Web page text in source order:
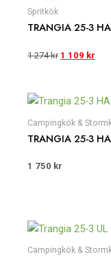
Spritkök
TRANGIA 25-3 HA
1 274kr
274 kr.
1 109 kr
109
Campingkök &
TRANGIA 25-3
1 750 kr
Campingkök &